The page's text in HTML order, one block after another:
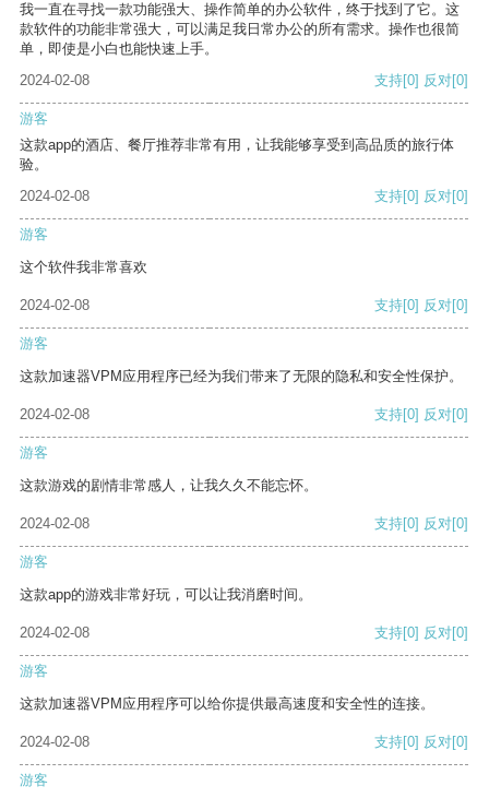
我一直在寻找一款功能强大、操作简单的办公软件，终于找到了它。这
款软件的功能非常强大，可以满足我日常办公的所有需求。操作也很简
单，即使是小白也能快速上手。
2024-02-08
支持[0] 反对[0]
游客
这款app的酒店、餐厅推荐非常有用，让我能够享受到高品质的旅行体
验。
2024-02-08
支持[0] 反对[0]
游客
这个软件我非常喜欢
2024-02-08 支持[0] 反对[0]
游客
这款加速器VPM应用程序已经为我们带来了无限的隐私和安全性保护。
2024-02-08 支持[0] 反对[0]
游客
这款游戏的剧情非常感人，让我久久不能忘怀。
2024-02-08 支持[0] 反对[0]
游客
这款app的游戏非常好玩，可以让我消磨时间。
2024-02-08 支持[0] 反对[0]
游客
这款加速器VPM应用程序可以给你提供最高速度和安全性的连接。
2024-02-08 支持[0] 反对[0]
游客